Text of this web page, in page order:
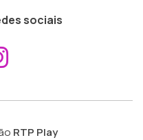
sociais
ao
RTP Play